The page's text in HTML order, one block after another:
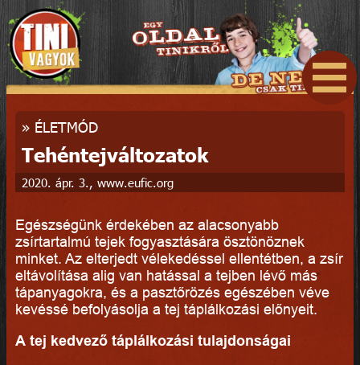
» ÉLETMÓD
Tehéntejváltozatok
2020. ápr. 3., www.eufic.org
Egészségünk érdekében az alacsonyabb
zsírtartalmú tejek fogyasztására ösztönöznek
minket. Az elterjedt vélekedéssel ellentétben, a zsír
eltávolítása alig van hatással a tejben lévő más
tápanyagokra, és a pasztőrözés egészében véve
kevéssé befolyásolja a tej táplálkozási előnyeit.
A tej kedvező táplálkozási tulajdonságai